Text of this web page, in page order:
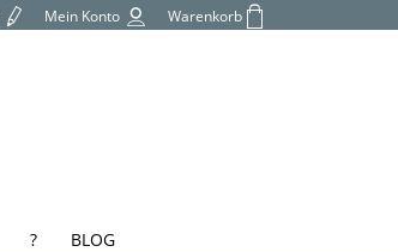
Mein Konto Warenkorb
? BLOG